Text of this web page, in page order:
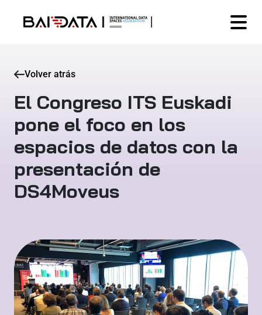
Volver atrás
El Congreso ITS Euskadi
pone el foco en los
espacios de datos con la
presentación de
DS4Moveus